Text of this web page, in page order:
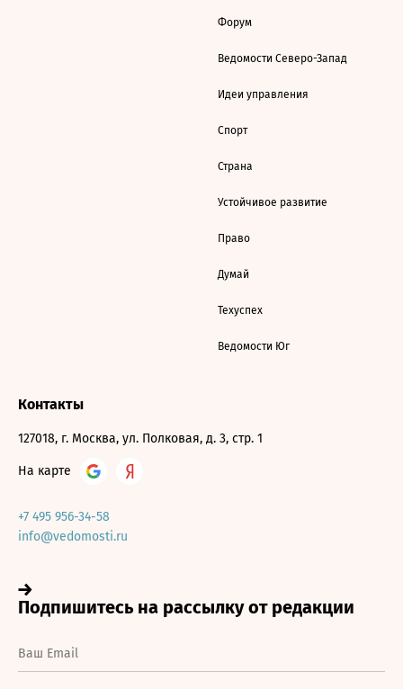
Форум
Ведомости Северо-Запад
Идеи управления
Спорт
Страна
Устойчивое развитие
Право
Думай
Техуспех
Ведомости Юг
Контакты
127018, г. Москва, ул. Полковая, д. 3, стр. 1
На карте
+7 495 956-34-58
info@vedomosti.ru